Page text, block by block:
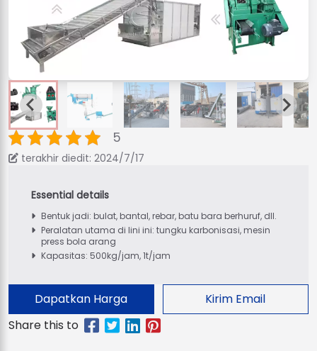
5
terakhir diedit: 2024/7/17
Bentuk jadi: bulat, bantal, rebar, batu bara berhuruf, dll.
Peralatan utama di lini ini: tungku karbonisasi, mesin
press bola arang
Kapasitas: 500kg/jam, 1t/jam
Dapatkan Harga Kirim Email